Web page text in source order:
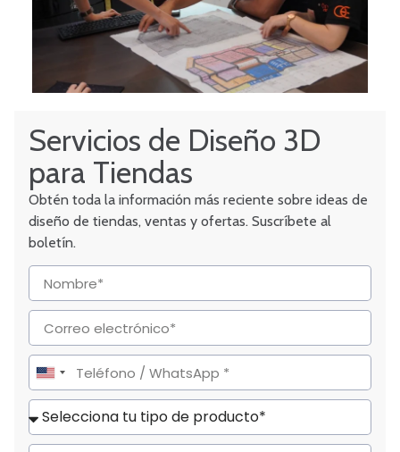
Servicios de Diseño 3D
para Tiendas
Obtén toda la información más reciente sobre ideas de
diseño de tiendas, ventas y ofertas. Suscríbete al
boletín.
United
States
+1